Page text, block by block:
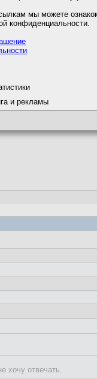
страны.
хочу отвечать.
мы можете
конфиденциальности.
и рекламы